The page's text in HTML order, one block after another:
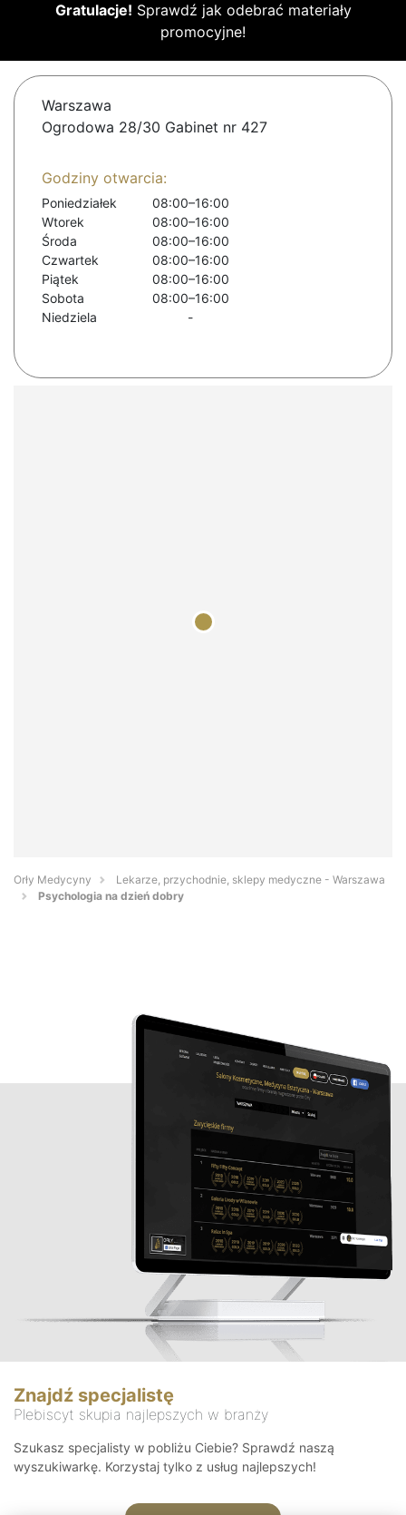
Gratulacje! Sprawdź jak odebrać materiały
promocyjne!
Warszawa
Ogrodowa 28/30 Gabinet nr 427
Godziny otwarcia:
Poniedziałek
08:00–16:00
Wtorek
08:00–16:00
Środa
08:00–16:00
Czwartek
08:00–16:00
Piątek
08:00–16:00
Sobota
08:00–16:00
Niedziela
-
Orły Medycyny
Lekarze, przychodnie, sklepy medyczne - Warszawa
Psychologia na dzień dobry
Znajdź specjalistę
Plebiscyt skupia najlepszych w branży
Szukasz specjalisty w pobliżu Ciebie? Sprawdź naszą
wyszukiwarkę. Korzystaj tylko z usług najlepszych!